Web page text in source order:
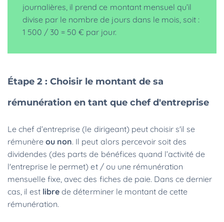
journalières, il prend ce montant mensuel qu’il
divise par le nombre de jours dans le mois, soit :
1 500 / 30 = 50 € par jour.
Étape 2 : Choisir le montant de sa
rémunération en tant que chef d'entreprise
Le chef d’entreprise (le dirigeant) peut choisir s'il se
rémunère ou non. Il peut alors percevoir soit des
dividendes (des parts de bénéfices quand l’activité de
l'entreprise le permet) et / ou une rémunération
mensuelle fixe, avec des fiches de paie. Dans ce dernier
cas, il est librede déterminer le montant de cette
rémunération.